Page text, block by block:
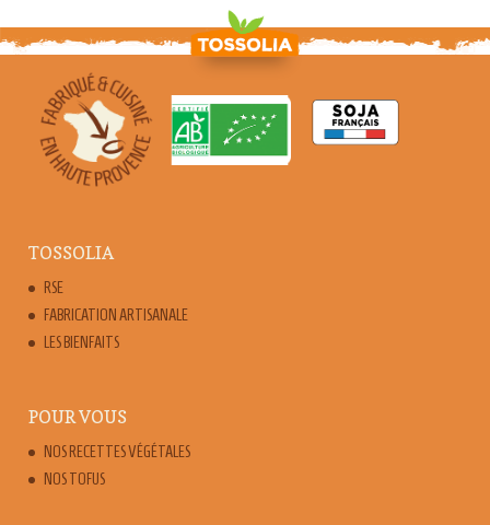
TOSSOLIA
RSE
FABRICATION ARTISANALE
LES BIENFAITS
POUR VOUS
NOS RECETTES VÉGÉTALES
NOS TOFUS